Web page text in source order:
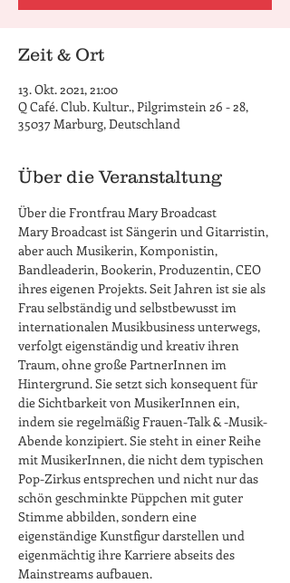
Zeit & Ort
13. Okt. 2021, 21:00
Q Café. Club. Kultur., Pilgrimstein 26 - 28,
35037 Marburg, Deutschland
Über die Veranstaltung
Über die Frontfrau Mary Broadcast
Mary Broadcast ist Sängerin und Gitarristin,
aber auch Musikerin, Komponistin,
Bandleaderin, Bookerin, Produzentin, CEO
ihres eigenen Projekts. Seit Jahren ist sie als
Frau selbständig und selbstbewusst im
internationalen Musikbusiness unterwegs,
verfolgt eigenständig und kreativ ihren
Traum, ohne große PartnerInnen im
Hintergrund. Sie setzt sich konsequent für
die Sichtbarkeit von MusikerInnen ein,
indem sie regelmäßig Frauen-Talk & -Musik-
Abende konzipiert. Sie steht in einer Reihe
mit MusikerInnen, die nicht dem typischen
Pop-Zirkus entsprechen und nicht nur das
schön geschminkte Püppchen mit guter
Stimme abbilden, sondern eine
eigenständige Kunstfigur darstellen und
eigenmächtig ihre Karriere abseits des
Mainstreams aufbauen.